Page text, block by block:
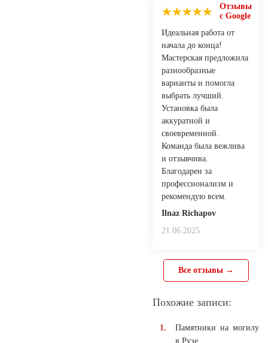
Отзывы
с Google
Идеальная работа от
начала до конца!
Mастерская предложила
разнообразные
варианты и помогла
выбрать лучший.
Установка была
аккуратной и
своевременной.
Команда была вежлива
и отзывчива.
Благодарен за
профессионализм и
рекомендую всем.
Ilnaz Richapov
21.06.2025
Все отзывы →
Похожие записи:
Памятники на могилу
в Рузе